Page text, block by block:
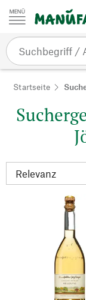
Zum Inhalt springen
Startseite